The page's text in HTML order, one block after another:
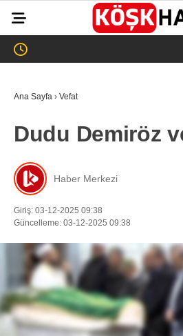
ASAYİŞ
EĞİTİM
SAĞLIK
EKONOMİ
SPOR
VEFAT
Ana Sayfa › Vefat
Dudu Demiröz
Haber Merkezi
Giriş: 03-12-2025 09:38
Güncelleme: 03-12-2025 09:38